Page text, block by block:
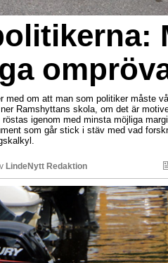
med om att man som politiker måste
Ramshyttans skola, om det är
igenom med minsta möjliga
som går stick i stäv med vad
LindeNytt Redaktion